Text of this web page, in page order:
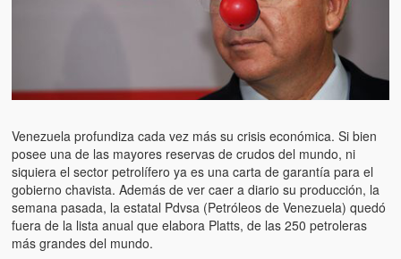
Venezuela profundiza cada vez más su crisis económica. Si bien
posee una de las mayores reservas de crudos del mundo, ni
siquiera el sector petrolífero ya es una carta de garantía para el
gobierno chavista. Además de ver caer a diario su producción, la
semana pasada, la estatal Pdvsa (Petróleos de Venezuela) quedó
fuera de la lista anual que elabora Platts, de las 250 petroleras
más grandes del mundo.